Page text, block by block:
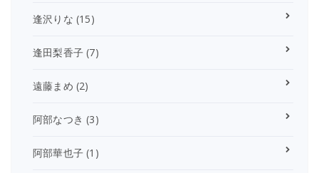
逢沢りな (15)
逢田梨香子 (7)
遠藤まめ (2)
阿部なつき (3)
阿部華也子 (1)